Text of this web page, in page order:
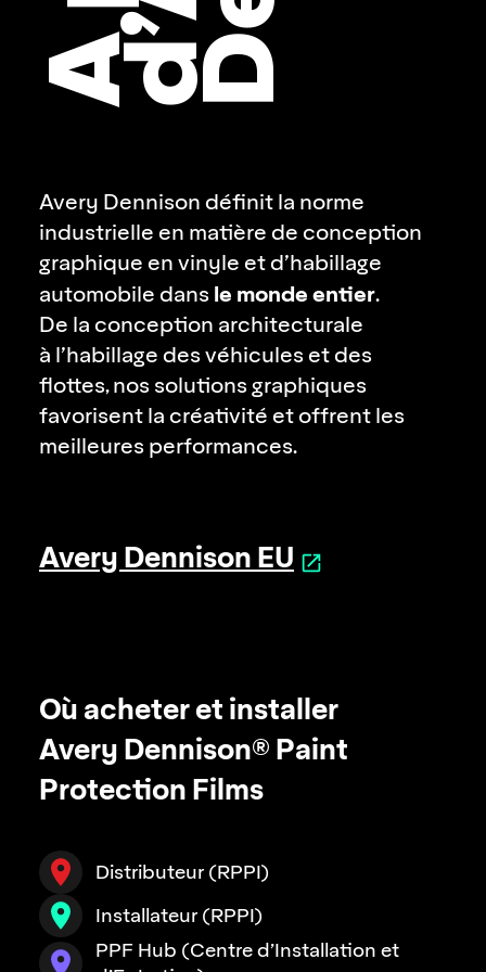
Avery Dennison définit la norme
industrielle en matière de conception
graphique en vinyle et d’habillage
automobile dans le monde entier.
De la conception architecturale
à l’habillage des véhicules et des
flottes, nos solutions graphiques
favorisent la créativité et offrent les
meilleures performances.
Avery Dennison EU
Où acheter et installer
Avery Dennison® Paint
Protection Films
Distributeur (RPPI)
Installateur (RPPI)
PPF Hub (Centre d’Installation et